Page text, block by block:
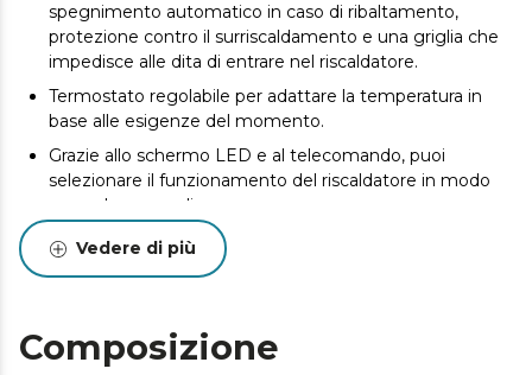
spegnimento automatico in caso di ribaltamento,
protezione contro il surriscaldamento e una griglia che
impedisce alle dita di entrare nel riscaldatore.
Termostato regolabile per adattare la temperatura in
base alle esigenze del momento.
Grazie allo schermo LED e al telecomando, puoi
selezionare il funzionamento del riscaldatore in modo
comodo e semplice.
Perfetto per ottenere un'atmosfera più calda in
ambienti di circa 20 m².
Vedere di più
Composizione